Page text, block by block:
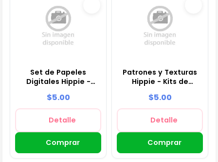
Set de Papeles
Digitales Hippie -
Scrapbooking
$5.00
Detalle
Comprar
Patrones y Texturas
Hippie - Kits de
$5.00
Detalle
Comprar